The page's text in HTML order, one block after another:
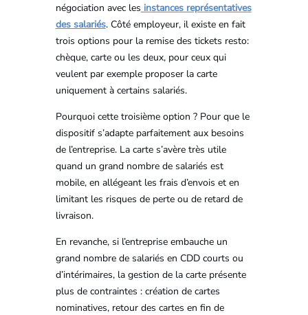
négociation avec les instances représentatives
des salariés. Côté employeur, il existe en fait
trois options pour la remise des tickets resto:
chèque, carte ou les deux, pour ceux qui
veulent par exemple proposer la carte
uniquement à certains salariés.
Pourquoi cette troisième option ? Pour que le
dispositif s’adapte parfaitement aux besoins
de l’entreprise. La carte s’avère très utile
quand un grand nombre de salariés est
mobile, en allégeant les frais d’envois et en
limitant les risques de perte ou de retard de
livraison.
En revanche, si l’entreprise embauche un
grand nombre de salariés en CDD courts ou
d’intérimaires, la gestion de la carte présente
plus de contraintes : création de cartes
nominatives, retour des cartes en fin de